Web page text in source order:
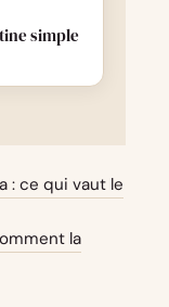
simple
: ce qui vaut le
la